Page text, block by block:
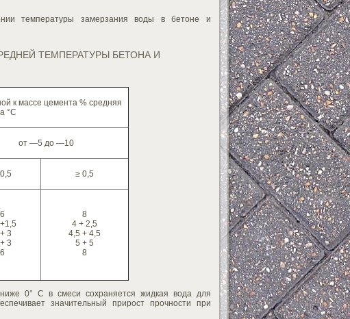
температуры замерзания воды в бетоне и
ТЕМПЕРАТУРЫ БЕТОНА И
к массе цемента % средняя
°С
от —5 до —10
≥ 0,5
6
3
3
6
8
4 + 2,5
4,5 + 4,5
5 + 5
8
0° С в смеси сохраняется жидкая вода для
значительный прирост прочности при